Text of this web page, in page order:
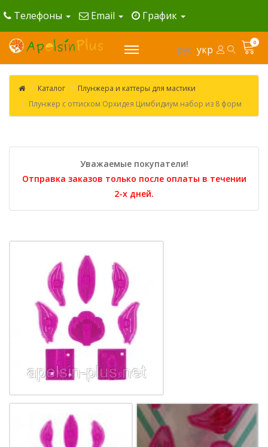
Телефоны Email График
рус укр
0
Каталог
Плунжера и каттеры для мастики
Плунжер с оттиском Орхидея Цимбидиум набор из 8 форм
Уважаемые покупатели!
Отправка заказов только после оплаты в течении
2-х дней.